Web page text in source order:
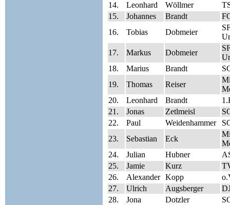
14.
Leonhard Wöllmer
15.
Johannes Brandt
16.
Tobias Dobmeier
17.
Markus Dobmeier
18.
Marius Brandt
19.
Thomas Reiser
20.
Leonhard Brandt
21.
Jonas Zetlmeisl
22.
Paul Weidenhammer
23.
Sebastian Eck
24.
Julian Hubner
25.
Jamie Kurz
26.
Alexander Kopp
27.
Ulrich Augsberger
28.
Jona Dotzler